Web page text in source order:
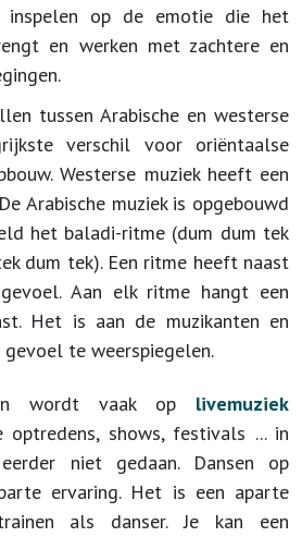
inspelen op de emotie die het
en werken met zachtere en
tussen Arabische en westerse
verschil voor oriëntaalse
Westerse muziek heeft een
De Arabische muziek is opgebouwd
het baladi-ritme (dum dum tek
dum tek). Een ritme heeft naast
Aan elk ritme hangt een
Het is aan de muzikanten en
te weerspiegelen.
wordt vaak op livemuziek
optredens, shows, festivals ... in
niet gedaan. Dansen op
ervaring. Het is een aparte
als danser. Je kan een